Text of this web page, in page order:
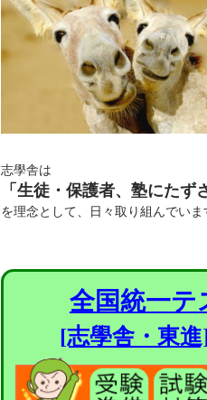
志學舎は
「生徒・保護者、塾にたず
を理念として、日々取り組んでいま
全国統一テ
[志學舎・東